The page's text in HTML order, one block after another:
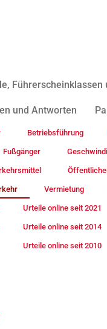
und Antworten
Betriebsführung
Fußgänger
Vermietung
Urteile online seit 2021
Urteile online seit 2014
Urteile online seit 2010